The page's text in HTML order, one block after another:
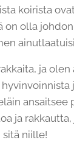
koirista
on olla
ja olen
ansaitsee
ja rakkautta,
niille!